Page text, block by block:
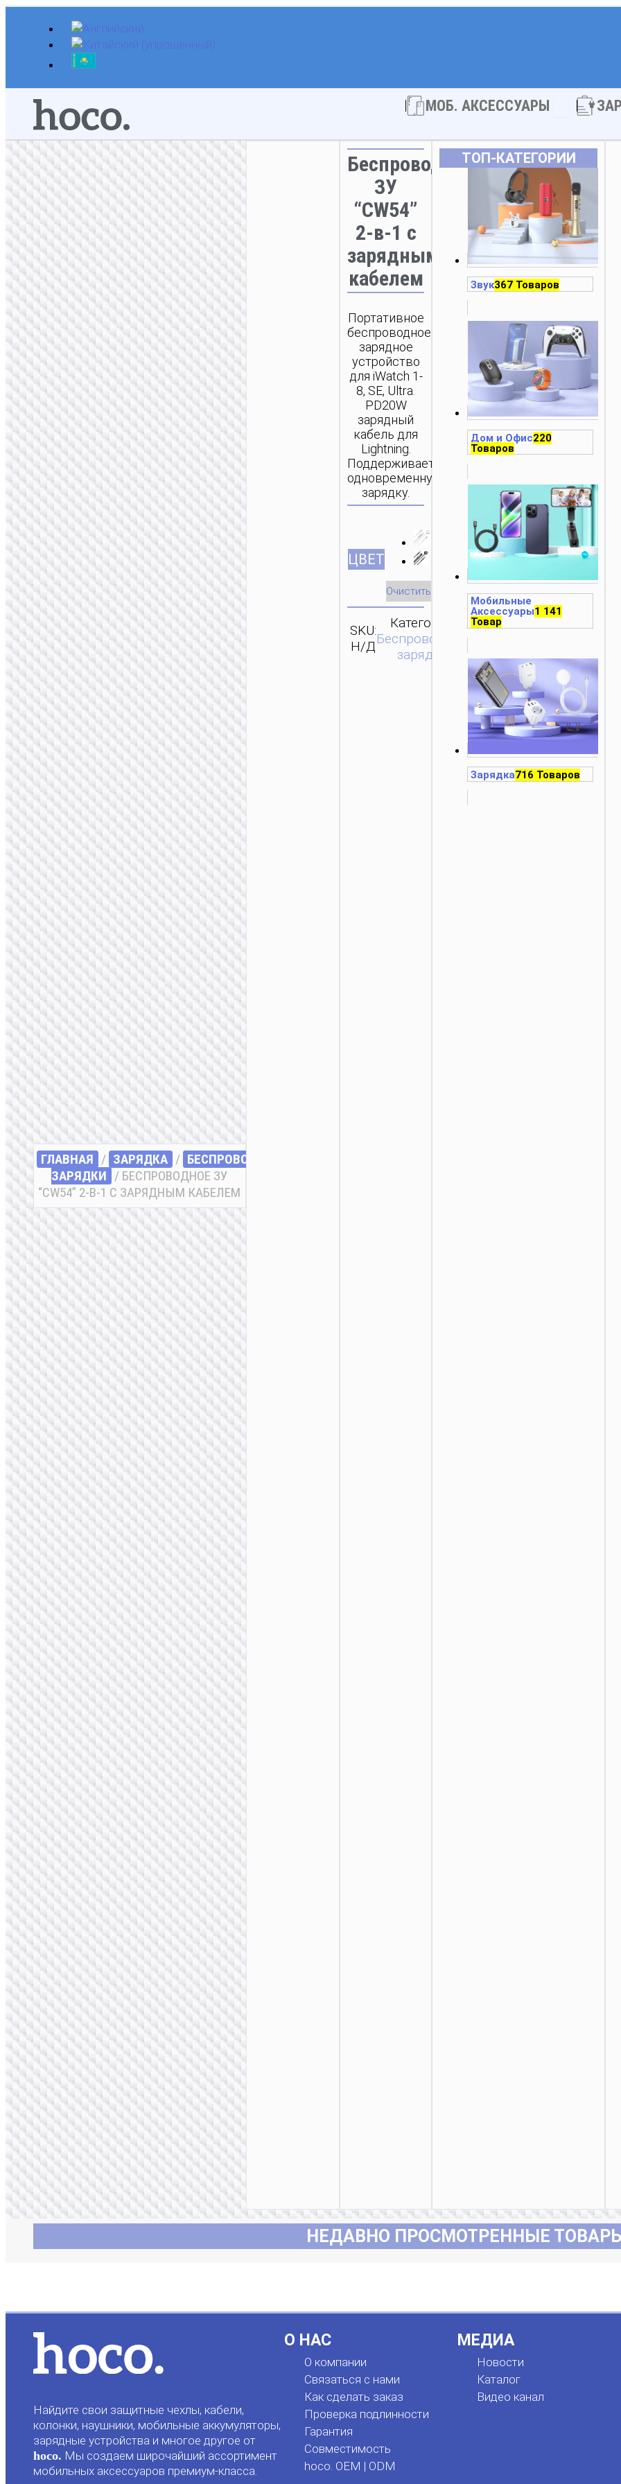
Перейти
содержимому
МОБ. АКСЕССУАРЫ Open МОБ.
ГЛАВНАЯ / ЗАРЯДКА / БЕСПРОВОДНЫЕ
ЗАРЯДКИ / БЕСПРОВОДНОЕ ЗУ
“CW54” 2-В-1 С ЗАРЯДНЫМ КАБЕЛЕМ
Беспроводное
ЗУ
“CW54”
2-в-1 с
зарядным
кабелем
Портативное
беспроводное
зарядное
устройство
для iWatch 1-
8, SE, Ultra.
PD20W
зарядный
кабель для
Lightning.
Поддерживает
одновременную
зарядку.
ЦВЕТ
Очистить
SKU:
Н/Д
Категория:
Беспроводные
зарядки
ТОП‑КАТЕГОРИИ
Звук367 Товаров
Дом и Офис220
Товаров
Мобильные
Аксессуары1 141
Товар
Зарядка716 Товаров
НЕДАВНО ПРОСМОТРЕННЫЕ ТОВАРЫ
Найдите свои защитные чехлы, кабели,
колонки, наушники, мобильные аккумуляторы,
зарядные устройства и многое другое от
hoco. Мы создаем широчайший ассортимент
мобильных аксессуаров премиум-класса.
О НАС
О компании
Связаться с нами
Как сделать заказ
Проверка подлинности
Гарантия
Совместимость
hoco. OEM | ODM
МЕДИА
Новости
Каталог
Видео канал